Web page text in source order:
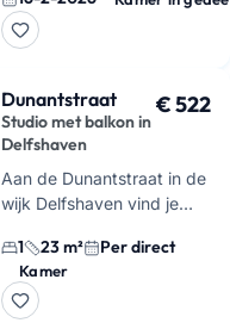
praktisch voor studente…
Dunantstraat
Studio met balkon in
Delfshaven
€ 522
Aan de Dunantstraat in de
wijk Delfshaven vind je
vierkante meter. Je
beschikt hier over je eigen
ruimte met een handig
1 23 m² Per direct
Kamer